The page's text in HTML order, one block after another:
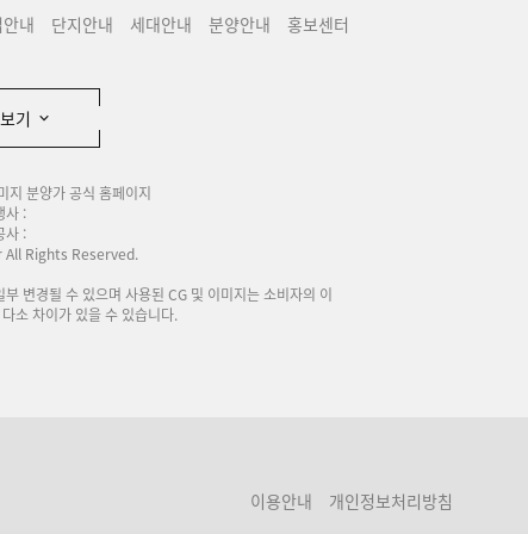
내 단지안내 세대안내 분양안내 홍보센터
기
지 분양가 공식 홈페이지
사 :
사 :
Rights Reserved.
변경될 수 있으며 사용된 CG 및 이미지는 소비자의 이
소 차이가 있을 수 있습니다.
이용안내 개인정보처리방침